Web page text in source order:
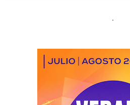
.